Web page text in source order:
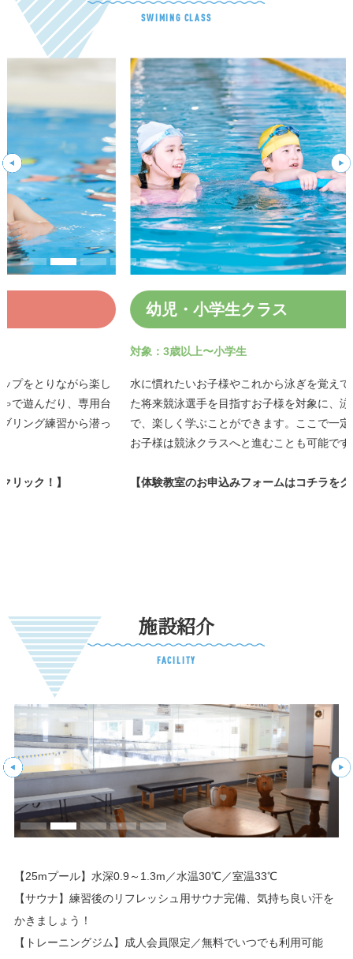
SWIMING CLASS
幼児・小学生クラス
対象：3歳以上〜小学生
水に慣れたいお子様やこれから泳ぎを覚えていきたいお子様、ま
た将来競泳選手を目指すお子様を対象に、泳ぎの基本から応用ま
で、楽しく学ぶことができます。ここで一定の泳力を身につけた
お子様は競泳クラスへと進むことも可能です。
【体験教室のお申込みフォームはコチラをクリック！】
施設紹介
FACILITY
【25mプール】水深0.9～1.3m／水温30℃／室温33℃
【サウナ】練習後のリフレッシュ用サウナ完備、気持ち良い汗を
かきましょう！
【トレーニングジム】成人会員限定／無料でいつでも利用可能